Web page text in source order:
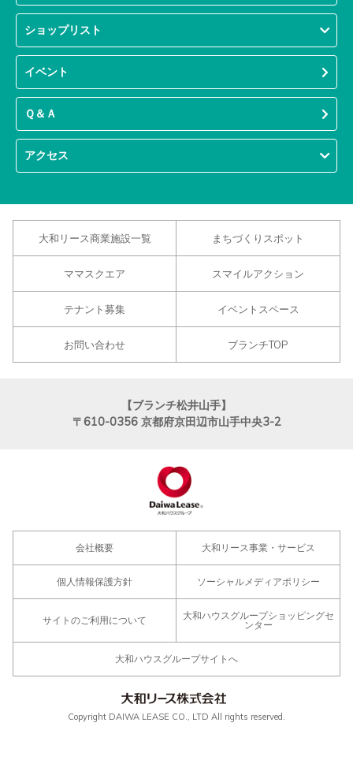
ショップリスト
イベント
Ｑ＆Ａ
アクセス
大和リース商業施設一覧 まちづくりスポット
ママスクエア スマイルアクション
テナント募集 イベントスペース
お問い合わせ ブランチTOP
【ブランチ松井山手】
〒610-0356 京都府京田辺市山手中央3-2
会社概要 大和リース事業・サービス
個人情報保護方針 ソーシャルメディアポリシー
サイトのご利用について
大和ハウスグループショッピングセ
ンター
大和ハウスグループサイトへ
Copyright DAIWA LEASE CO., LTD All rights reserved.